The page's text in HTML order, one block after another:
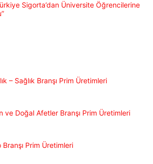
Sigorta’dan Üniversite Öğrencilerine
– Sağlık Branşı Prim Üretimleri
ve Doğal Afetler Branşı Prim Üretimleri
Prim Üretimleri